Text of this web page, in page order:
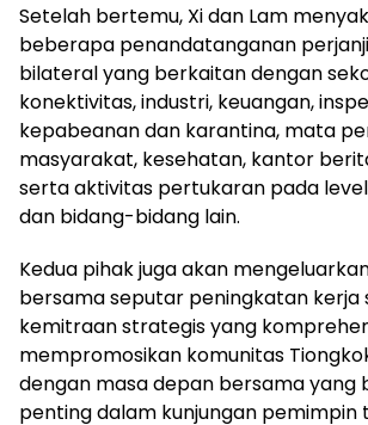
Setelah bertemu, Xi dan Lam
beberapa penandatanganan
bilateral yang berkaitan dengan
konektivitas, industri, keuangan,
kepabeanan dan karantina, mata
masyarakat, kesehatan, kantor
serta aktivitas pertukaran pada
dan bidang-bidang lain.
Kedua pihak juga akan
bersama seputar peningkatan kerja
kemitraan strategis yang
mempromosikan komunitas
dengan masa depan bersama yang
penting dalam kunjungan pemimpin